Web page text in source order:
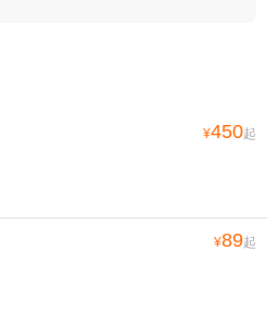
¥450起
¥89起